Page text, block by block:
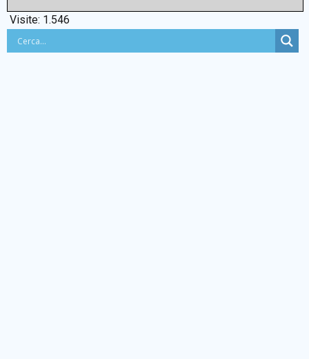
Visite: 1.546